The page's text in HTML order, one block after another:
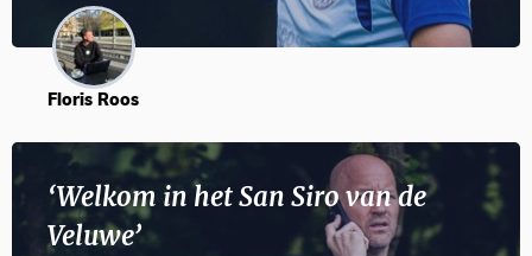
Floris Roos
‘Welkom in het San Siro van de
Veluwe’